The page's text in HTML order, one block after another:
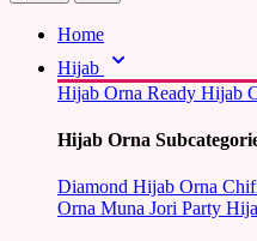
Home
Hijab
Hijab Orna Ready Hijab
Hijab Orna
Diamond Hijab Orna
Orna Muna Jori Party